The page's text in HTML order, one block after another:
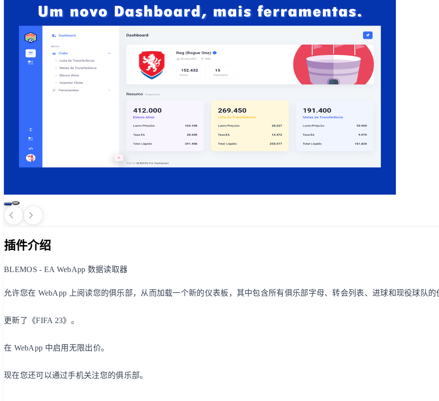
插件介绍
BLEMOS - EA WebApp 数据读取器
允许您在 WebApp 上阅读您的俱乐部，从而加载一个新的仪表板，其中包含所有俱乐部字母、转会列表、进球和现役球队的
更新了《FIFA 23》。
在 WebApp 中启用无限出价。
现在您还可以通过手机关注您的俱乐部。